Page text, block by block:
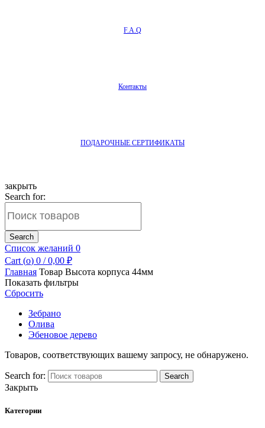
F.A.Q
Контакты
ПОДАРОЧНЫЕ СЕРТИФИКАТЫ
закрыть
Search for:
Search
Список желаний 0
Cart (o) 0 / 0,00 ₽
Главная Товар Высота корпуса 44мм
Показать фильтры
Сбросить
Зебрано
Олива
Эбеновое дерево
Товаров, соответствующих вашему запросу, не обнаружено.
Search for: Search
Закрыть
Категории